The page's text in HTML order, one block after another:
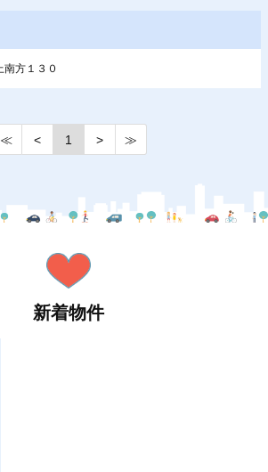
方１３０
≪ < 1 > ≫
新着物件